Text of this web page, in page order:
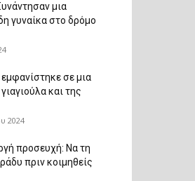
μια
γυναίκα στο δρόμο
σε μια
και της
2024
προσευχή: Να τη
πριν κοιμηθείς